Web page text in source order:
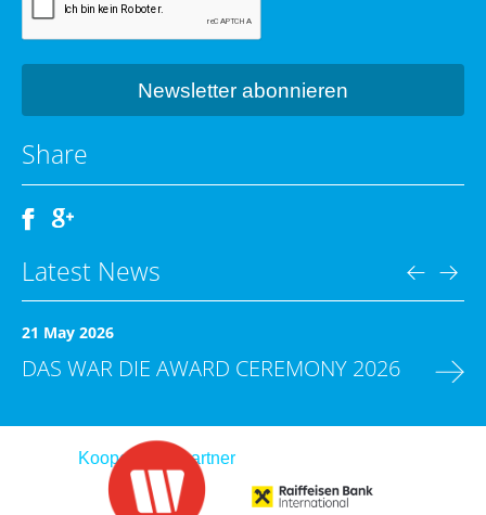
Share
Latest News
21 May 2026
DAS WAR DIE AWARD CEREMONY 2026
Kooperationspartner